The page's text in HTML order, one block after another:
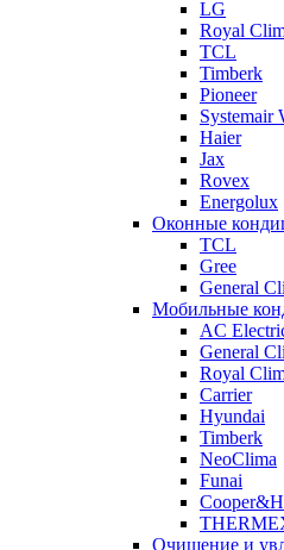
LG
Royal
TCL
Timberk
Pioneer
Systemair
Haier
Jax
Rovex
Energolux
Оконные
TCL
Gree
General
Мобильные
AC
General
Royal
Carrier
Hyundai
Timberk
NeoClima
Funai
Очищение и